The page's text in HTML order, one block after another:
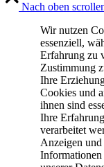
Nach oben
Wir nutzen
essenziell,
Erfahrung zu
Zustimmung
Ihre
Cookies und
ihnen sind
Ihre
verarbeitet
Anzeigen